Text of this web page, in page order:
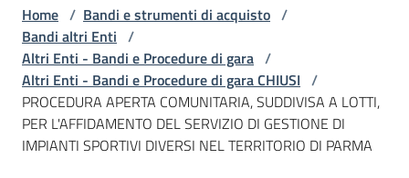
telematici
L'Agenzia
Home / Bandi e strumenti di acquisto /
Bandi altri Enti /
Altri Enti - Bandi e Procedure di gara /
Altri Enti - Bandi e Procedure di gara CHIUSI /
PROCEDURA APERTA COMUNITARIA, SUDDIVISA A LOTTI,
PER L'AFFIDAMENTO DEL SERVIZIO DI GESTIONE DI
IMPIANTI SPORTIVI DIVERSI NEL TERRITORIO DI PARMA